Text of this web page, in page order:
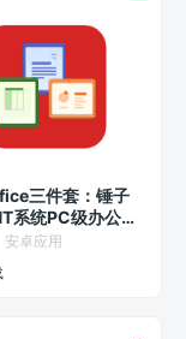
三件套：锤子
系统PC级办公软
安卓应用